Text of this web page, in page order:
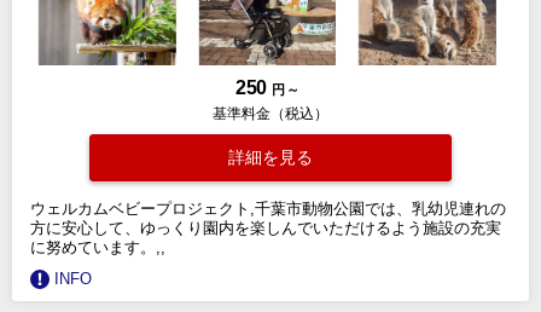
250 円 ～
基準料金（税込）
詳細を見る
ウェルカムベビープロジェクト,千葉市動物公園では、乳幼児連れの
方に安心して、ゆっくり園内を楽しんでいただけるよう施設の充実
に努めています。,,
INFO